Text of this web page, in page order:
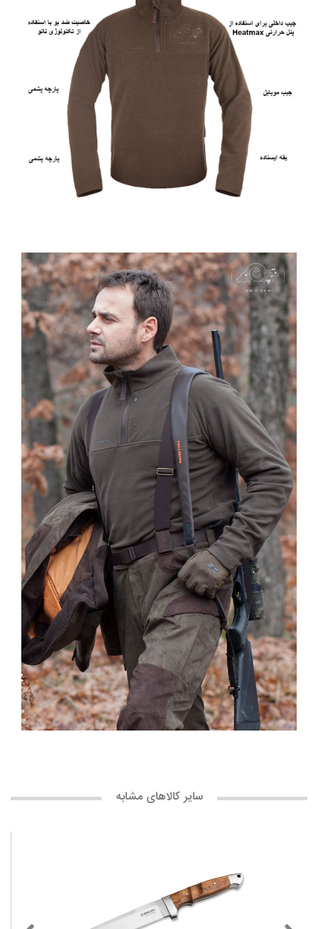
سایر کالاهای مشابه